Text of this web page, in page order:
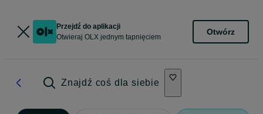
Przejdź do aplikacji
Otwieraj OLX jednym tapnięciem
Otwórz
Znajdź coś dla siebie